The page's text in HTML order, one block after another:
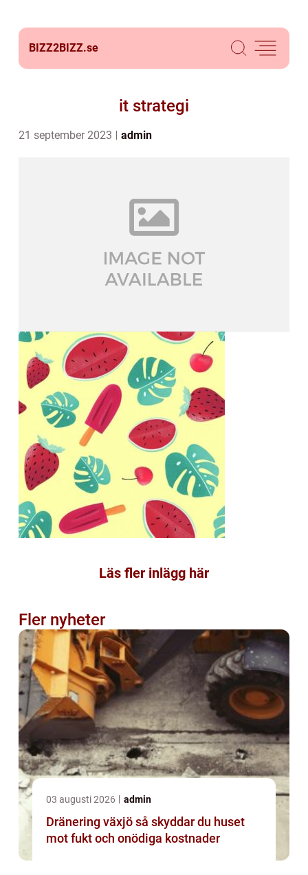
BIZZ2BIZZ.se
it strategi
21 september 2023 admin
Läs fler inlägg här
Fler nyheter
03 augusti 2026 admin
Dränering växjö så skyddar du huset
mot fukt och onödiga kostnader